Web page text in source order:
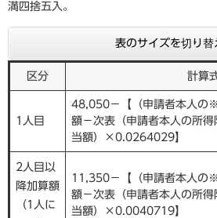
満四捨五入。
表のサイズを切り替
区分 計算
1人目
48,050−【（申請者本人の
額−次表（申請者本人の所得
当額）×0.0264029】
2人目以
降加算額
（1人に
11,350−【（申請者本人の
額−次表（申請者本人の所得
当額）×0.0040719】